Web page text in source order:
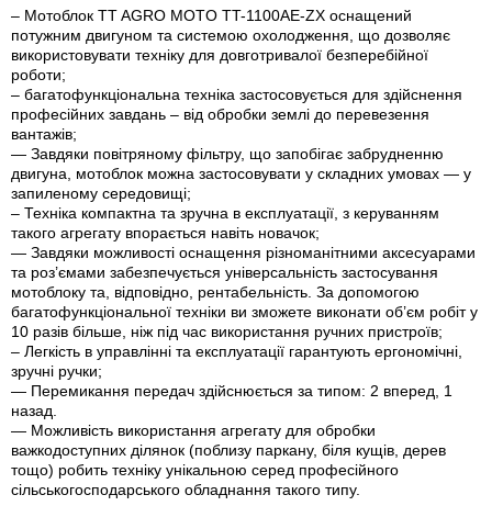
– Мотоблок TT AGRO MOTO TT-1100AE-ZX оснащений
потужним двигуном та системою охолодження, що дозволяє
використовувати техніку для довготривалої безперебійної
роботи;
– багатофункціональна техніка застосовується для здійснення
професійних завдань – від обробки землі до перевезення
вантажів;
— Завдяки повітряному фільтру, що запобігає забрудненню
двигуна, мотоблок можна застосовувати у складних умовах — у
запиленому середовищі;
– Техніка компактна та зручна в експлуатації, з керуванням
такого агрегату впорається навіть новачок;
— Завдяки можливості оснащення різноманітними аксесуарами
та роз’ємами забезпечується універсальність застосування
мотоблоку та, відповідно, рентабельність. За допомогою
багатофункціональної техніки ви зможете виконати об’єм робіт у
10 разів більше, ніж під час використання ручних пристроїв;
– Легкість в управлінні та експлуатації гарантують ергономічні,
зручні ручки;
— Перемикання передач здійснюється за типом: 2 вперед, 1
назад.
— Можливість використання агрегату для обробки
важкодоступних ділянок (поблизу паркану, біля кущів, дерев
тощо) робить техніку унікальною серед професійного
сільськогосподарського обладнання такого типу.